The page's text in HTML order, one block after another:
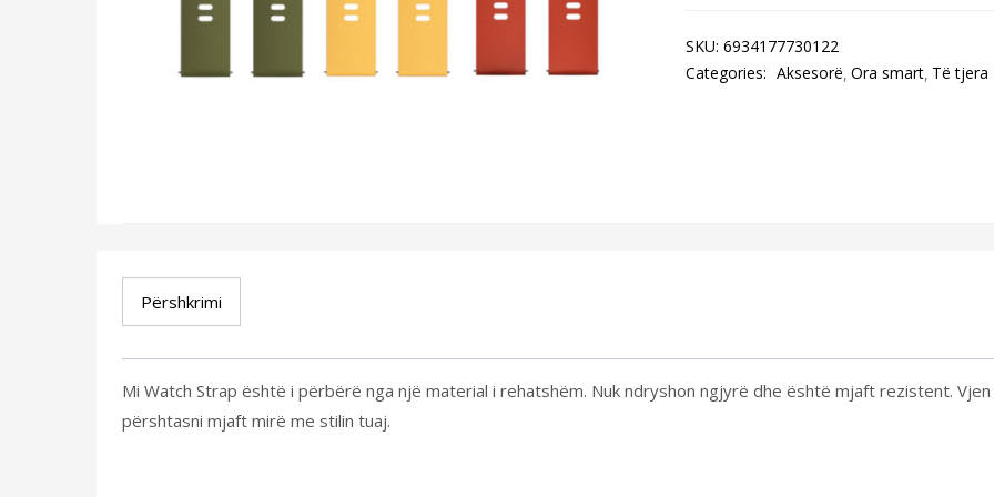
SKU: 6934177730122
Categories: Aksesorë Ora smart Të tjera
Përshkrimi
Mi Watch Strap është i përbërë nga një material i rehatshëm. Nuk ndryshon ngjyrë dhe është mjaft rezistent.
përshtasni mjaft mirë me stilin tuaj.